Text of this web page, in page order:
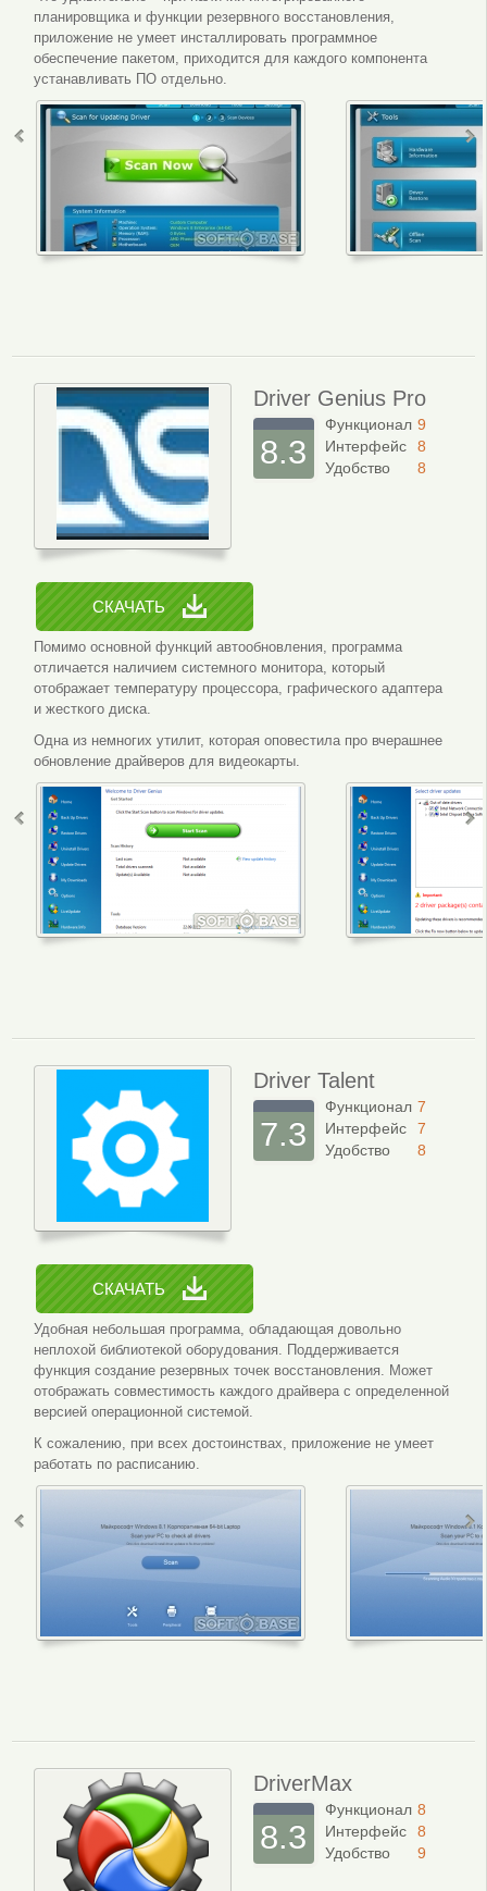
планировщика и функции резервного восстановления,
приложение не умеет инсталлировать программное
обеспечение пакетом, приходится для каждого компонента
устанавливать ПО отдельно.
Driver Genius Pro
8.3
Функционал
Интерфейс
Удобство
9
8
8
СКАЧАТЬ
Помимо основной функций автообновления, программа
отличается наличием системного монитора, который
отображает температуру процессора, графического адаптера
и жесткого диска.
Одна из немногих утилит, которая оповестила про вчерашнее
обновление драйверов для видеокарты.
Driver Talent
7.3
Функционал
Интерфейс
Удобство
7
7
8
СКАЧАТЬ
Удобная небольшая программа, обладающая довольно
неплохой библиотекой оборудования. Поддерживается
функция создание резервных точек восстановления. Может
отображать совместимость каждого драйвера с определенной
версией операционной системой.
К сожалению, при всех достоинствах, приложение не умеет
работать по расписанию.
DriverMax
8.3
Функционал
Интерфейс
Удобство
8
8
9